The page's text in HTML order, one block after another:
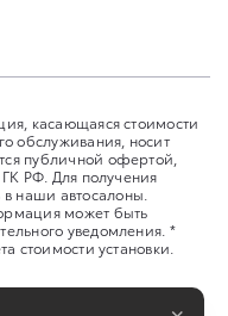
касающаяся стоимости
обслуживания, носит
публичной офертой,
РФ. Для получения
наши автосалоны.
может быть
уведомления. *
стоимости установки.